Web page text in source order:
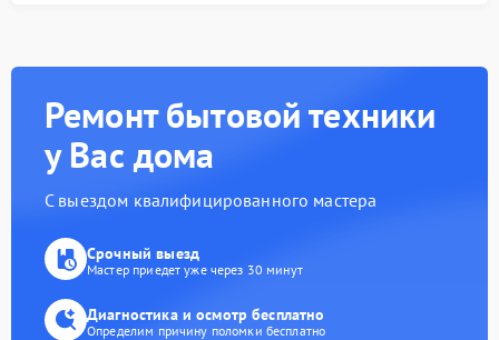
Ремонт бытовой техники
у Вас дома
С выездом квалифицированного мастера
Срочный выезд
Мастер приедет уже через 30 минут
Диагностика и осмотр бесплатно
Определим причину поломки бесплатно